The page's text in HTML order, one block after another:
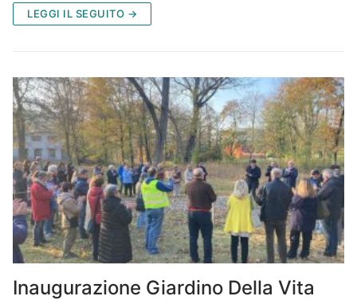
LEGGI IL SEGUITO →
Inaugurazione Giardino Della Vita